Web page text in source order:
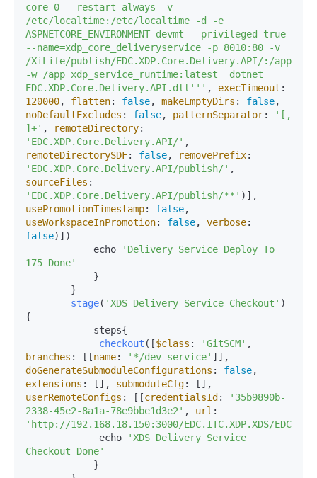
core=0 --restart=always -v
/etc/localtime:/etc/localtime -d -e
ASPNETCORE_ENVIRONMENT=devmt --privileged=true
--name=xdp_core_deliveryservice -p 8010:80 -v
/XiLife/publish/EDC.XDP.Core.Delivery.API/:/app
-w /app xdp_service_runtime:latest  dotnet
EDC.XDP.Core.Delivery.API.dll' '' , execTimeout
120000, flatten: false, makeEmptyDirs : false
noDefaultExcludes : false, patternSeparator:
'[,
]+' , remoteDirectory
'EDC.XDP.Core.Delivery.API/'
remoteDirectorySDF: false, removePrefix
'EDC.XDP.Core.Delivery.API/publish/'
sourceFiles
'EDC.XDP.Core.Delivery.API/publish/**'
usePromotionTimestamp: false
useWorkspaceInPromotion: false, verbose
false)])
            echo
'Delivery Service Deploy To
175 Done'
stage( 'XDS Delivery Service Checkout' )
{
checkout ([$class : 'GitSCM'
branches : [[name: '*/dev-service'
doGenerateSubmoduleConfigurations : false
extensions : [], submoduleCfg
userRemoteConfigs : [[credentialsId :
'35b9890b-
2338-45e2-8a1a-78e9bbe1d3e2' , url
'http://192.168.18.150:3000/EDC.ITC.XDP.XDS/
             echo
'XDS Delivery Service
Checkout Done'